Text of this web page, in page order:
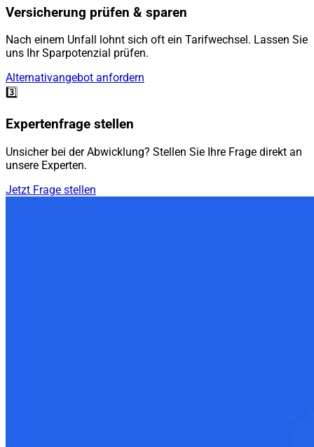
Versicherung prüfen & sparen
Nach einem Unfall lohnt sich oft ein Tarifwechsel. Lassen Sie
uns Ihr Sparpotenzial prüfen.
Alternativangebot anfordern
3️⃣
Expertenfrage stellen
Unsicher bei der Abwicklung? Stellen Sie Ihre Frage direkt an
unsere Experten.
Jetzt Frage stellen